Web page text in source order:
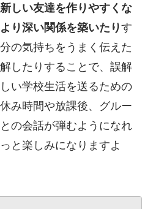
新しい友達を作りやすくな
り深い関係を築いたりす
の気持ちをうまく伝えた
したりすることで、誤解
い学校生活を送るための
み時間や放課後、グルー
の会話が弾むようになれ
と楽しみになりますよ